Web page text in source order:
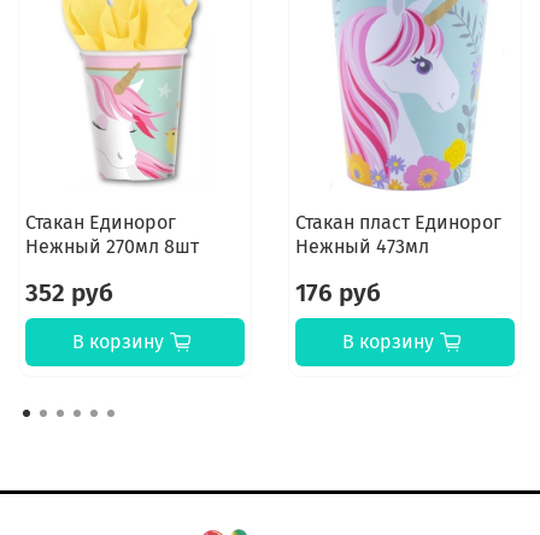
Стакан Единорог
Нежный 270мл 8шт
352 руб
В корзину
Стакан пласт Единорог
Нежный 473мл
176 руб
В корзину